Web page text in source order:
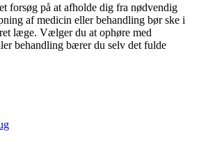
forsøg på at afholde dig fra nødvendig
af medicin eller behandling bør ske i
læge. Vælger du at ophøre med
behandling bærer du selv det fulde